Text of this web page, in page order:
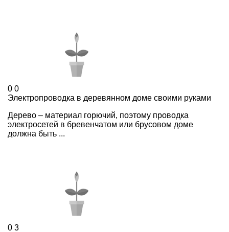
0 0
Электропроводка в деревянном доме своими руками
Дерево – материал горючий, поэтому проводка
электросетей в бревенчатом или брусовом доме
должна быть ...
0 3